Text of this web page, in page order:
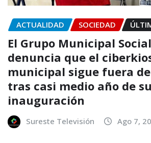
ACTUALIDAD SOCIEDAD
El Grupo Municipal
denuncia que el
municipal sigue fuera
tras casi medio año de su
inauguración
Sureste Televisión Ago 7,